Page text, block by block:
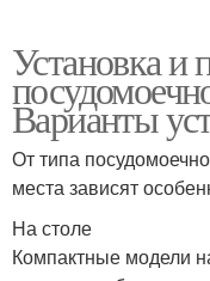
Установка и
Варианты
От типа
места зависят
На столе
Компактные модели